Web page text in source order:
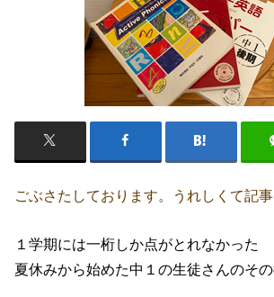
ごぶさたしております。うれしくて記事
１学期には一桁しか点がとれなかった
夏休みから始めた中１の生徒さんのその